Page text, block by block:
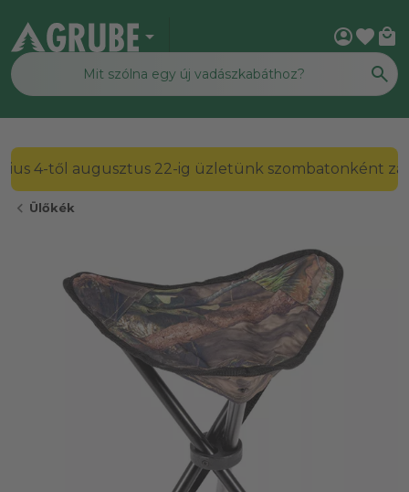
arrow_drop_down account_circlefavorite local_mall
2026. július 4-től augusztus 22-ig üzletünk
chevron_left Ülőkék